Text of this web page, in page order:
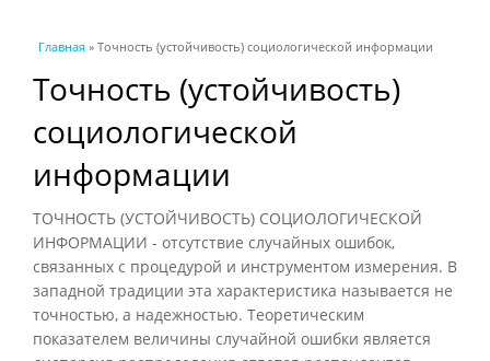
Вы здесь
Главная » Точность (устойчивость) социологической информации
Точность (устойчивость)
социологической
информации
ТОЧНОСТЬ (УСТОЙЧИВОСТЬ) СОЦИОЛОГИЧЕСКОЙ
ИНФОРМАЦИИ - отсутствие случайных ошибок,
связанных с процедурой и инструментом измерения. В
западной традиции эта характеристика называется не
точностью, а надежностью. Теоретическим
показателем величины случайной ошибки является